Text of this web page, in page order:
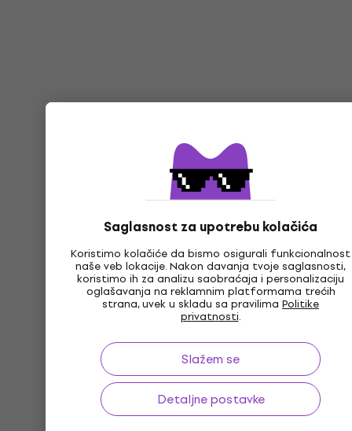
Saglasnost za upotrebu kolačića
Koristimo kolačiće da bismo osigurali funkcionalnost
naše veb lokacije. Nakon davanja tvoje saglasnosti,
koristimo ih za analizu saobraćaja i personalizaciju
oglašavanja na reklamnim platformama trećih
strana, uvek u skladu sa pravilima Politike
privatnosti.
Slažem se
Detaljne postavke